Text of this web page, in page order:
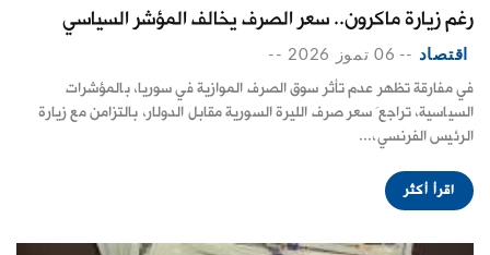
رغم زيارة ماكرون.. سعر الصرف يخالف المؤشر السياسي
اقتصاد -- 06 تموز 2026 --
في مفارقة تظهر عدم تأثر سوق الصرف الموازية في سوريا، بالمؤشرات
السياسية، تراجعَ سعر صرف الليرة السورية مقابل الدولار، بالتزامن مع زيارة
الرئيس الفرنسي،...
اقرأ أكثر